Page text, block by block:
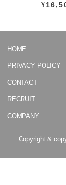
HOME
PRIVACY POLICY
CONTACT
RECRUIT
COMPANY
Copyright &